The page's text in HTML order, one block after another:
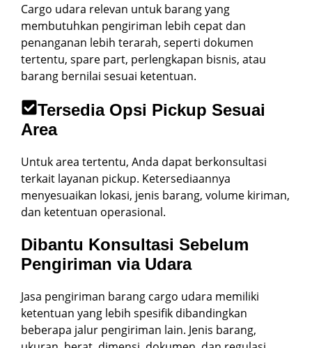
Cargo udara relevan untuk barang yang
membutuhkan pengiriman lebih cepat dan
penanganan lebih terarah, seperti dokumen
tertentu, spare part, perlengkapan bisnis, atau
barang bernilai sesuai ketentuan.
Tersedia Opsi Pickup Sesuai
Area
Untuk area tertentu, Anda dapat berkonsultasi
terkait layanan pickup. Ketersediaannya
menyesuaikan lokasi, jenis barang, volume kiriman,
dan ketentuan operasional.
Dibantu Konsultasi Sebelum
Pengiriman via Udara
Jasa pengiriman barang cargo udara memiliki
ketentuan yang lebih spesifik dibandingkan
beberapa jalur pengiriman lain. Jenis barang,